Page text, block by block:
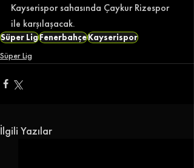
Kayserispor sahasında Çaykur Rizespor
ile karşılaşacak.
Süper LigFenerbahçeKayserispor
Süper Lig
İlgili Yazılar